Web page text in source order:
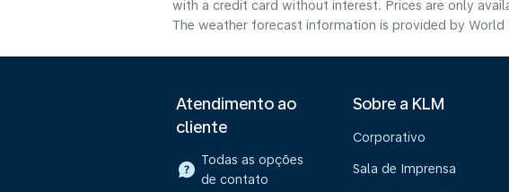
with a credit card without interest. Prices are only
The weather forecast information is provided by
Atendimento ao
cliente
Todas as opções
de contato
Sobre a KLM
Corporativo
Sala de Imprensa